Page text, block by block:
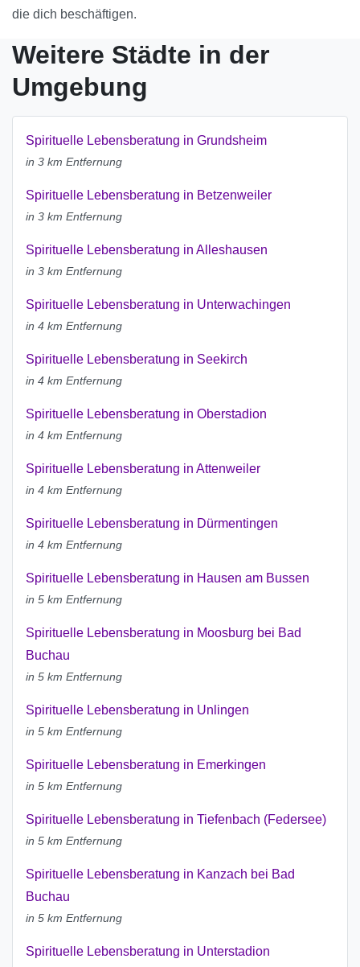
die dich beschäftigen.
Weitere Städte in der
Umgebung
Spirituelle Lebensberatung in Grundsheim
in 3 km Entfernung
Spirituelle Lebensberatung in Betzenweiler
in 3 km Entfernung
Spirituelle Lebensberatung in Alleshausen
in 3 km Entfernung
Spirituelle Lebensberatung in Unterwachingen
in 4 km Entfernung
Spirituelle Lebensberatung in Seekirch
in 4 km Entfernung
Spirituelle Lebensberatung in Oberstadion
in 4 km Entfernung
Spirituelle Lebensberatung in Attenweiler
in 4 km Entfernung
Spirituelle Lebensberatung in Dürmentingen
in 4 km Entfernung
Spirituelle Lebensberatung in Hausen am Bussen
in 5 km Entfernung
Spirituelle Lebensberatung in Moosburg bei Bad
Buchau
in 5 km Entfernung
Spirituelle Lebensberatung in Unlingen
in 5 km Entfernung
Spirituelle Lebensberatung in Emerkingen
in 5 km Entfernung
Spirituelle Lebensberatung in Tiefenbach (Federsee)
in 5 km Entfernung
Spirituelle Lebensberatung in Kanzach bei Bad
Buchau
in 5 km Entfernung
Spirituelle Lebensberatung in Unterstadion